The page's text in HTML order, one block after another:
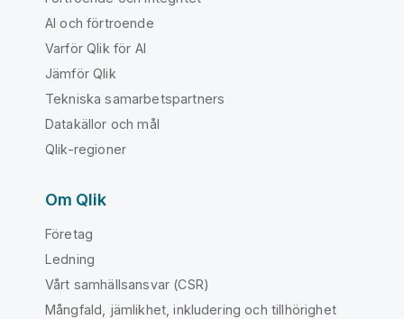
AI och förtroende
Varför Qlik för AI
Jämför Qlik
Tekniska samarbetspartners
Datakällor och mål
Qlik-regioner
Om Qlik
Företag
Ledning
Vårt samhällsansvar (CSR)
Mångfald, jämlikhet, inkludering och tillhörighet